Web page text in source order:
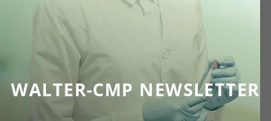
WALTER-CMP NEWSLETTER